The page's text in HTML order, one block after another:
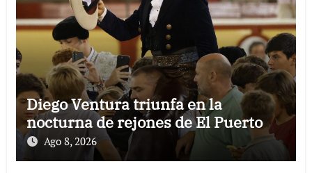
Diego Ventura triunfa en la
nocturna de rejones de El Puerto
Ago 8, 2026